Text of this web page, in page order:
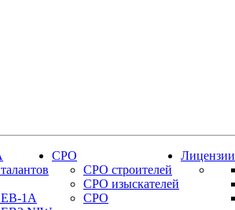
1A
СРО
СРО строителей
СРО изыскателей
СРО
Лицензии